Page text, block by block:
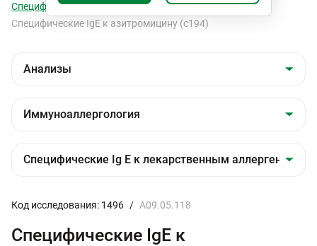
Специфические Ig E к лекарственным аллергенам
Специфические IgE к азитромицину (c194)
Код исследования: 1496 / A09.05.118
Специфические IgE к